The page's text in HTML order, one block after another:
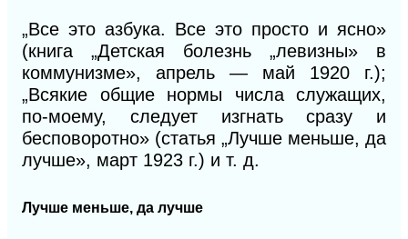
„Все это азбука. Все это просто и ясно»
(книга „Детская болезнь „левизны» в
коммунизме», апрель — май 1920 г.);
„Всякие общие нормы числа служащих,
по-моему, следует изгнать сразу и
бесповоротно» (статья „Лучше меньше, да
лучше», март 1923 г.) и т. д.
Лучше меньше, да лучше